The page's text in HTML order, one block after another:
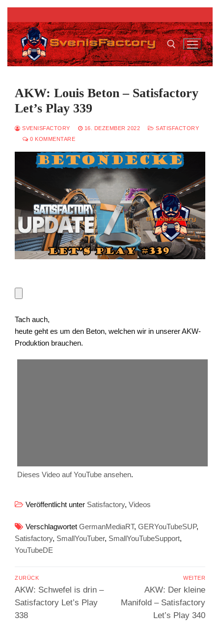
Zum
Inhalt
springen
AKW: Louis Beton – Satisfactory
Let’s Play 339
SVENISFACTORY 16. DEZEMBER 2022
SATISFACTORY
0 KOMMENTARE
Tach auch,
heute geht es um den Beton, welchen wir in unserer AKW-
Produktion brauchen.
Dieses Video auf YouTube ansehen.
Veröffentlicht unter Satisfactory, Videos
Verschlagwortet GermanMediaRT, GERYouTubeSUP,
Satisfactory, SmallYouTuber, SmallYouTubeSupport,
YouTubeDE
Beitragsnavigation
ZURÜCK
Vorheriger
Beitrag:
AKW: Schwefel is drin –
Satisfactory Let’s Play
338
WEITER
Nächster
Beitrag:
AKW: Der kleine
Manifold – Satisfactory
Let’s Play 340